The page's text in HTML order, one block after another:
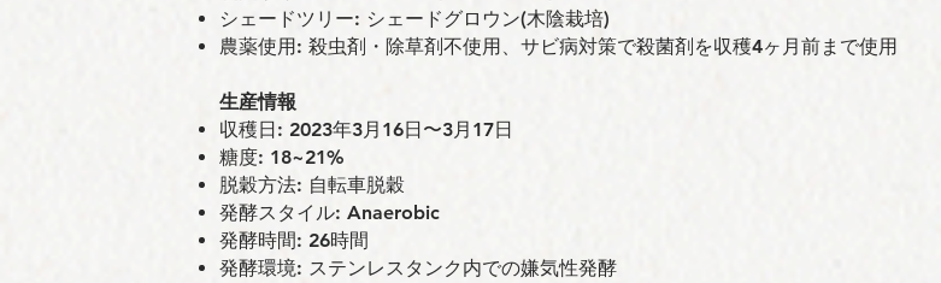
シェードツリー: シェードグロウン(木陰栽培)
農薬使⽤: 殺虫剤・除草剤不使用、サビ病対策で殺菌剤を収穫4ヶ月前まで使用
⽣産情報
収穫⽇: 2023年3月16日〜3月17日
糖度: 18~21%
脱穀⽅法: 自転車脱穀
発酵スタイル: Anaerobic
発酵時間: 26時間
発酵環境: ステンレスタンク内での嫌気性発酵